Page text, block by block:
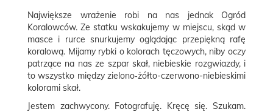
Największe wrażenie robi na nas jednak Ogród
Koralowców. Ze statku wskakujemy w miejscu, skąd w
masce i rurce snurkujemy oglądając przepiękną rafę
koralową. Mijamy rybki o kolorach tęczowych, niby oczy
patrzące na nas ze szpar skał, niebieskie rozgwiazdy, i
to wszystko między zielono‐żółto-czerwono-niebieskimi
kolorami skał.
Jestem zachwycony. Fotografuję. Kręcę się. Szukam.